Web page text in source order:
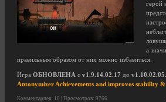
герой
а
правильным образом от них можно избавиться.
Игра ОБНОВЛЕНА с v1.9.14.02.17 до
Antonymizer Achievements and improves stability
Комментариев: 10 | Просмотров: 9766